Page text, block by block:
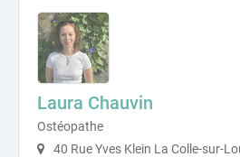
Laura Chauvin
Ostéopathe
40 Rue Yves Klein La Colle-sur-